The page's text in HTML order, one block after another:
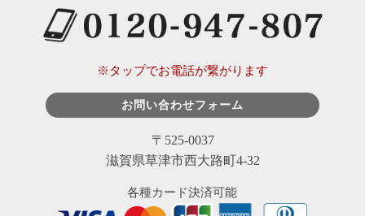
※タップでお電話が繋がります
お問い合わせフォーム
〒525-0037
滋賀県草津市西大路町4-32
各種カード決済可能